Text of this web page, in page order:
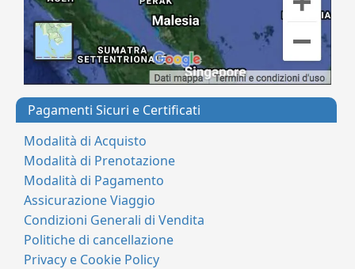
Pagamenti Sicuri e Certificati
Modalità di Acquisto
Modalità di Prenotazione
Modalità di Pagamento
Assicurazione Viaggio
Condizioni Generali di Vendita
Politiche di cancellazione
Privacy e Cookie Policy